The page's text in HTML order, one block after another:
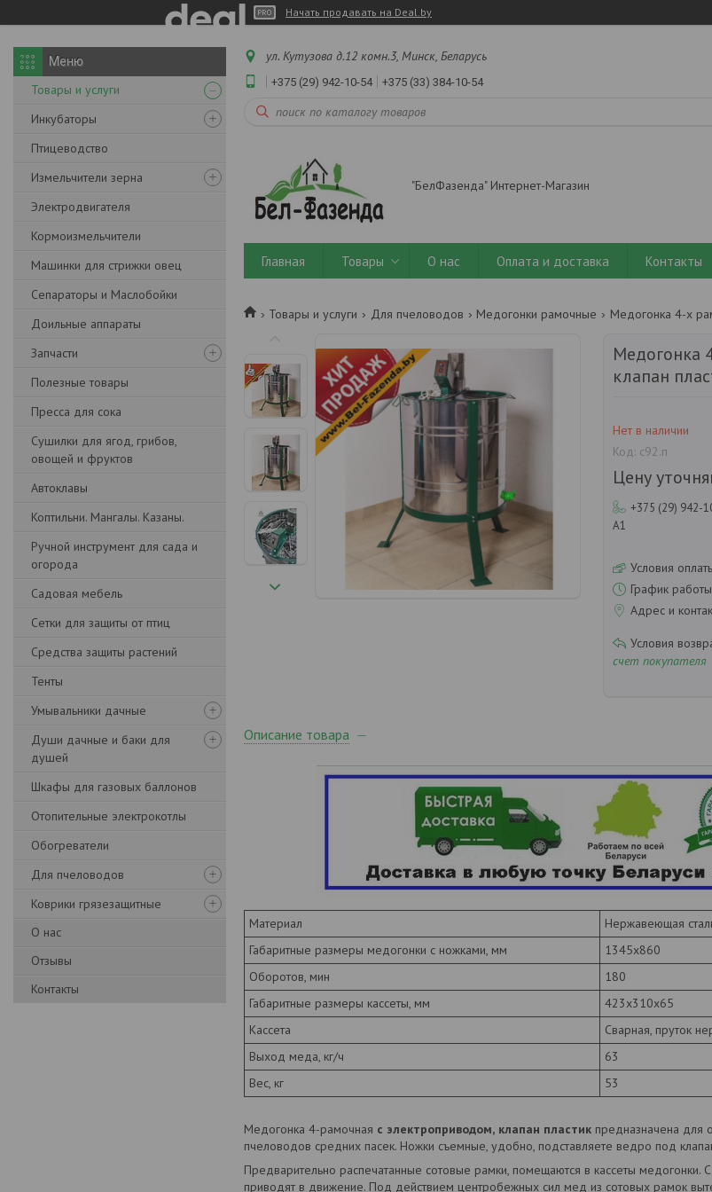
Начать продавать на Deal.by
Товары и услуги
Инкубаторы
Птицеводство
Измельчители зерна
Электродвигателя
Кормоизмельчители
Машинки для стрижки овец
Сепараторы и Маслобойки
Доильные аппараты
Запчасти
Полезные товары
Пресса для сока
Сушилки для ягод, грибов,
овощей и фруктов
Автоклавы
Коптильни. Мангалы. Казаны.
Ручной инструмент для сада и
огорода
Садовая мебель
Сетки для защиты от птиц
Средства защиты растений
Тенты
Умывальники дачные
Души дачные и баки для
душей
Шкафы для газовых баллонов
Отопительные электрокотлы
Обогреватели
Для пчеловодов
Коврики грязезащитные
О нас
Отзывы
Контакты
ул. Кутузова д.12 комн.3, Минск, Беларусь
+375 (29) 942-10-54 +375 (33) 384-10-54
"БелФазенда" Интернет-Магазин
Главная Товары О нас Оплата и доставка Контакты
Товары и услуги Для пчеловодов Медогонки рамочные Медогонка 4-х
Медогонка
клапан
Нет в наличии
Код: с92.п
Цену
+375 (29) 942-
А1
Условия
График работы
Адрес и
счет покупателя
Описание товара
Материал
Нержавеющая
Габаритные размеры медогонки с ножками, мм
1345х860
Оборотов, мин
180
Габаритные размеры кассеты, мм
423х310х65
Кассета
Сварная, пруток
Выход меда, кг/ч
63
Вес, кг
53
Медогонка 4-рамочная с электроприводом, клапан пластик предназначена для
пчеловодов средних пасек. Ножки съемные, удобно, подставляете ведро под
Предварительно распечатанные сотовые рамки, помещаются в кассеты медогонки.
приводят в движение. Под действием центробежных сил мед из сотовых рамок